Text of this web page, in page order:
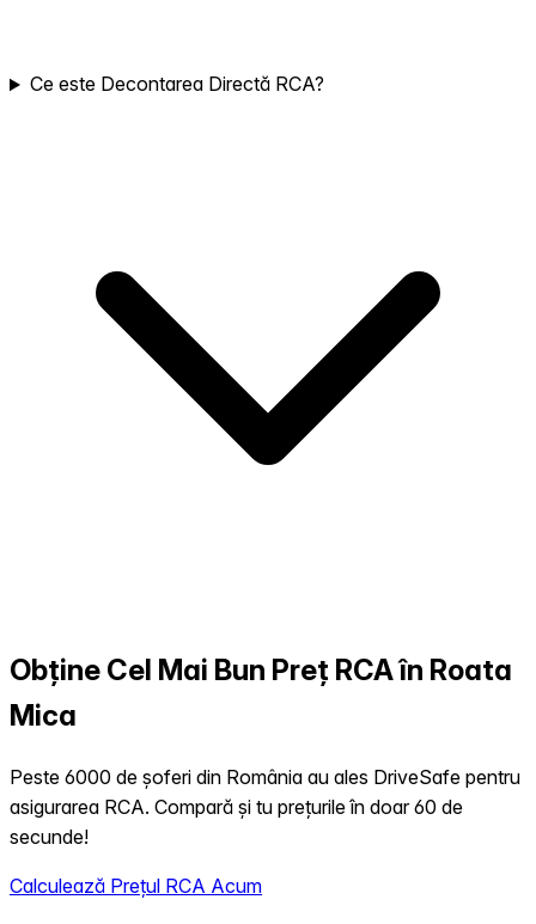
Ce este Decontarea Directă RCA?
Obține Cel Mai Bun Preț RCA în Roata
Mica
Peste 6000 de șoferi din România au ales DriveSafe pentru
asigurarea RCA. Compară și tu prețurile în doar 60 de
secunde!
Calculează Prețul RCA Acum